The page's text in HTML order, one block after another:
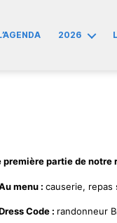
2026
première partie de notre
menu : causerie, repas
Code : randonneur